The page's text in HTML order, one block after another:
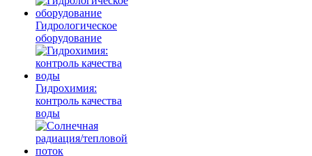
Гидрологическое
оборудование
Гидрохимия:
контроль качества
воды